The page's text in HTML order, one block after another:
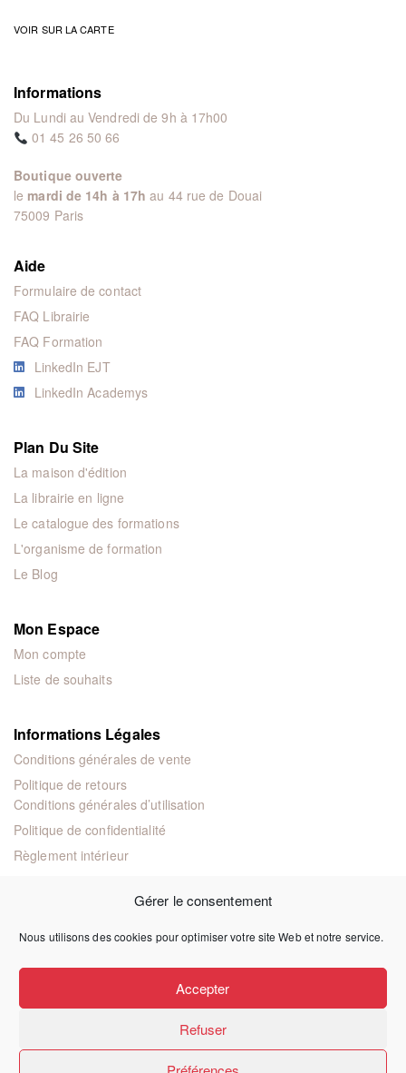
Gérer le consentement
Nous utilisons des cookies pour optimiser votre site Web et notre service.
Accepter
Refuser
VOIR SUR LA CARTE
Informations
Du Lundi au Vendredi de 9h à 17h00
01 45 26 50 66
Boutique ouverte
le mardi de 14h à 17h au 44 rue de Douai
75009 Paris
Aide
Formulaire de contact
FAQ Librairie
FAQ Formation
LinkedIn EJT
LinkedIn Academys
Plan Du Site
La maison d'édition
La librairie en ligne
Le catalogue des formations
L'organisme de formation
Le Blog
Mon Espace
Mon compte
Liste de souhaits
Informations Légales
Conditions générales de vente
Politique de retours
Conditions générales d’utilisation
Politique de confidentialité
Règlement intérieur
© 2024 Éditions juridiques et techniques